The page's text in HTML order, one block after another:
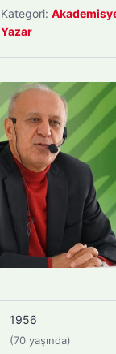
Kategori:
Yazar
1956
(70 yaşında)